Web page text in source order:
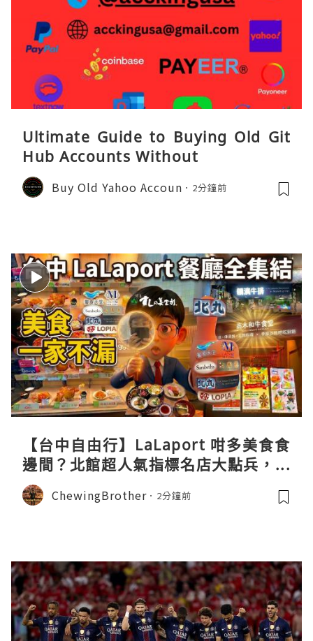
Ultimate Guide to Buying Old Git
Hub Accounts Without
Buy Old Yahoo Accoun 2分鐘前
【台中自由行】LaLaport 咁多美食食
邊間？北館超人氣指標名店大點兵，深
度實測日本直送「北丸」職人料理與南
館 LOPIA 超市神級熟食區！
ChewingBrother 2分鐘前